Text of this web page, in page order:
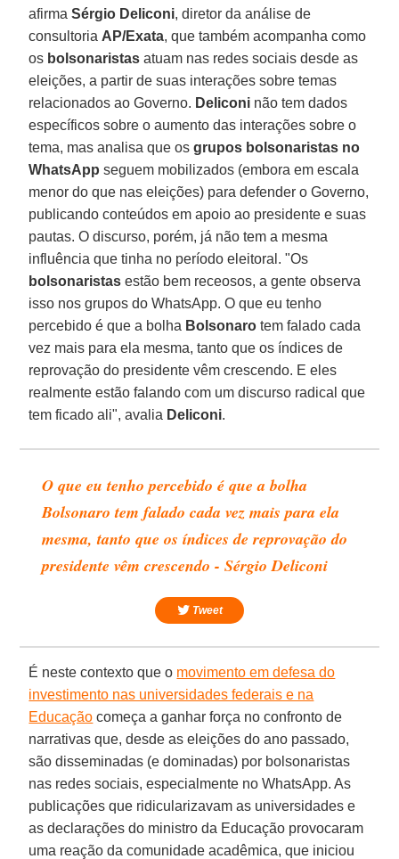
afirmaSérgio Deliconi, diretor da análise de
consultoria AP/Exata, que também acompanha como
os bolsonaristas atuam nas redes sociais desde as
eleições, a partir de suas interações sobre temas
relacionados ao Governo. Deliconi não tem dados
específicos sobre o aumento das interações sobre o
tema, mas analisa que osgrupos bolsonaristas no
WhatsApp seguem mobilizados (embora em escala
menor do que nas eleições) para defender o Governo,
publicando conteúdos em apoio ao presidente e suas
pautas. O discurso, porém, já não tem a mesma
influência que tinha no período eleitoral. "Os
bolsonaristas estão bem receosos, a gente observa
isso nos grupos do WhatsApp. O que eu tenho
percebido é que a bolha Bolsonaro tem falado cada
vez mais para ela mesma, tanto que os índices de
reprovação do presidente vêm crescendo. E eles
realmente estão falando com um discurso radical que
tem ficado ali", avalia Deliconi.
O que eu tenho percebido é que a bolha
Bolsonaro tem falado cada vez mais para ela
mesma, tanto que os índices de reprovação do
presidente vêm crescendo - Sérgio Deliconi
Tweet
É neste contexto que o movimento em defesa do
investimento nas universidades federais e na
Educação começa a ganhar força no confronto de
narrativas que, desde as eleições do ano passado,
são disseminadas (e dominadas) por bolsonaristas
nas redes sociais, especialmente no WhatsApp. As
publicações que ridicularizavam as universidades e
as declarações do ministro da Educação provocaram
uma reação da comunidade acadêmica, que iniciou